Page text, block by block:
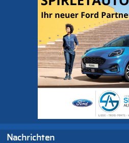
Nachrichten